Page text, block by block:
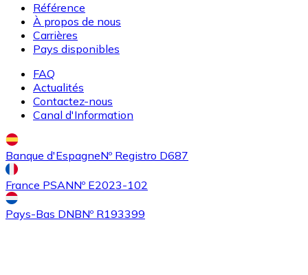
Référence
À propos de nous
Carrières
Pays disponibles
FAQ
Actualités
Contactez-nous
Canal d'Information
Banque d'EspagneNº Registro D687
France PSANNº E2023-102
Pays-Bas DNBNº R193399